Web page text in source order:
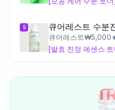
5 큐어레스트 수분
큐어레스트₩5,000